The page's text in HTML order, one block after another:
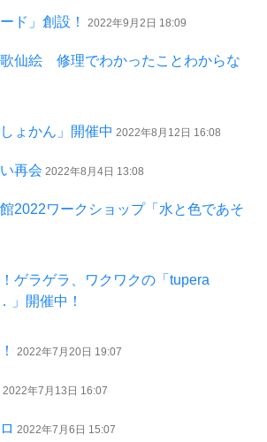
ド」創設！ 2022年9月2日 18:09
仙絵 修理でわかったことわからな
ょかん」開催中 2022年8月12日 16:08
再会 2022年8月4日 13:08
2022ワークショップ「水と色であそ
ゲラゲラ、ワクワクの「tupera
」開催中！
2022年7月20日 19:07
2022年7月13日 16:07
2022年7月6日 15:07